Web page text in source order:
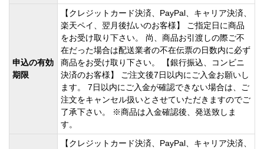
申込の有効
期限
【クレジットカード決済、PayPal、キャリア決済、
楽天ペイ、翌月後払いのお客様】 ご指定日に商品
をお受け取り下さい。 尚、商品お引渡しの際ご不
在だった場合は配送業者の不在伝票の日数内に必ず
商品をお受け取り下さい。 【銀行振込、コンビニ
決済のお客様】 ご注文後7日以内にご入金お願いし
ます。 7日以内にご入金が確認できない場合は、ご
注文をキャンセル扱いとさせていただきますのでご
了承下さい。 ※商品は入金確認後、発送致しま
す。
【クレジットカード決済、PayPal、キャリア決済、